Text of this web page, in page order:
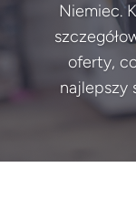
Niemiec.
oferty,
najlepszy